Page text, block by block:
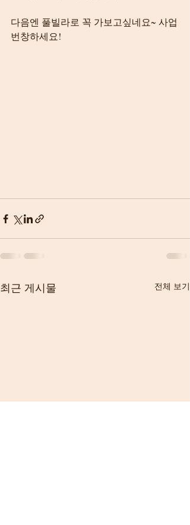
다음엔 풀빌라로 꼭 가보고싶네요~ 사업
번창하세요!
최근 게시물 전체 보기